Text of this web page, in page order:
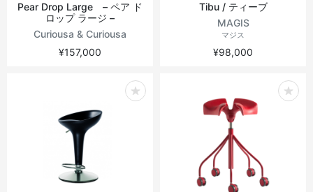
Pear Drop Large – ペア ド
ロップ ラージ –
Curiousa & Curiousa
¥157,000
Tibu / ティーブ
MAGIS
マジス
¥98,000